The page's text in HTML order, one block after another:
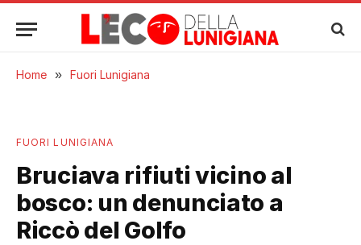
Home » Fuori Lunigiana
FUORI LUNIGIANA
Bruciava rifiuti vicino al
bosco: un denunciato a
Riccò del Golfo